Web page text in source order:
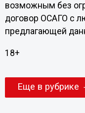
возможным без
договор ОСАГО с
предлагающей
18+
Еще в рубрике